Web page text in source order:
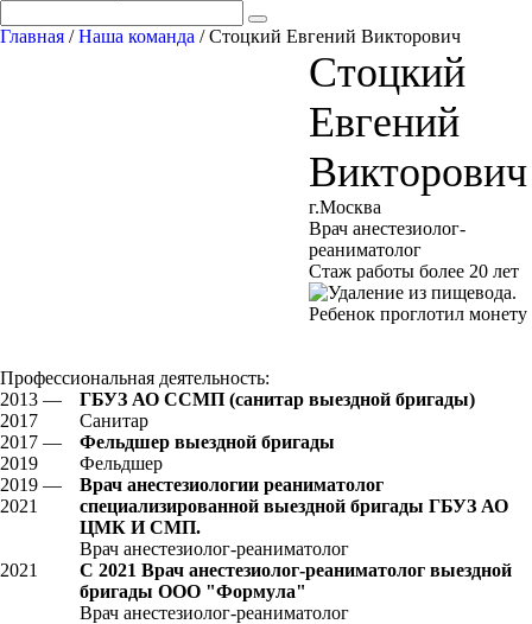
Главная /Наша команда /Стоцкий Евгений Викторович
Стоцкий
Евгений
Викторович
г.Москва
Врач анестезиолог-
реаниматолог
Стаж работы более 20 лет
Профессиональная деятельность:
2013 —
2017
ГБУЗ АО ССМП (санитар выездной бригады)
Санитар
2017 —
2019
Фельдшер выездной бригады
Фельдшер
2019 —
2021
Врач анестезиологии реаниматолог
специализированной выездной бригады ГБУЗ АО
ЦМК И СМП.
Врач анестезиолог-реаниматолог
2021
С 2021 Врач анестезиолог-реаниматолог выездной
бригады ООО "Формула"
Врач анестезиолог-реаниматолог